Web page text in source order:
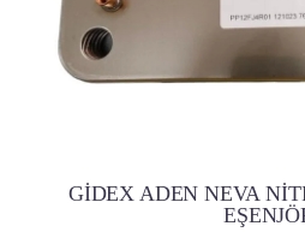
GİDEX ADEN NEVA